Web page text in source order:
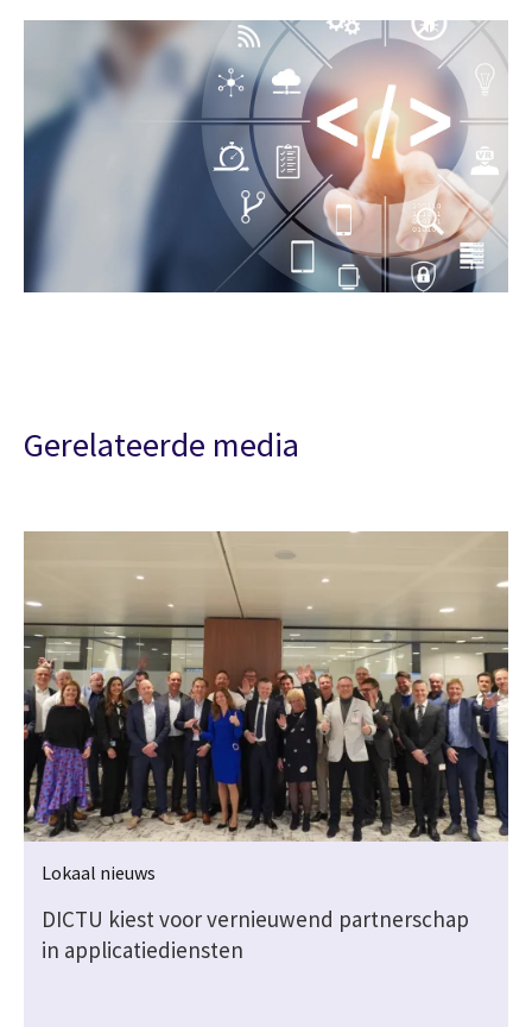
Gerelateerde media
Lokaal nieuws
DICTU kiest voor vernieuwend partnerschap
in applicatiediensten